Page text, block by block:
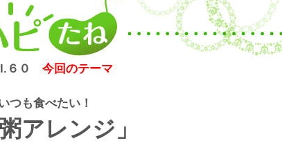
６０ 今回のテーマ
つも食べたい！
アレンジ」